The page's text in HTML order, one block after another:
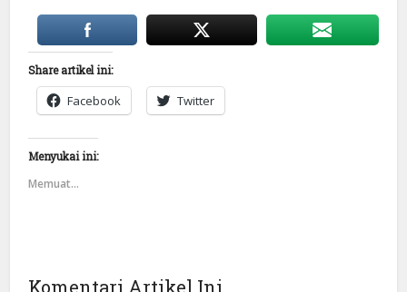
Share artikel ini:
Facebook Twitter
Menyukai ini:
Memuat...
Komentari Artikel Ini